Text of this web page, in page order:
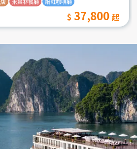
米其林餐廳 網紅咖啡廳
37,800